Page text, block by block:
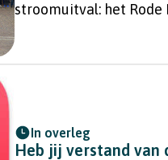
stroomuitval: het
In overleg
Heb jij verstand van